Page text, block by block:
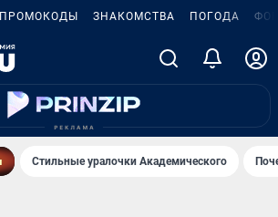
ПРОМОКОДЫ ЗНАКОМСТВА ПОГОДА
Стильные уралочки Академического